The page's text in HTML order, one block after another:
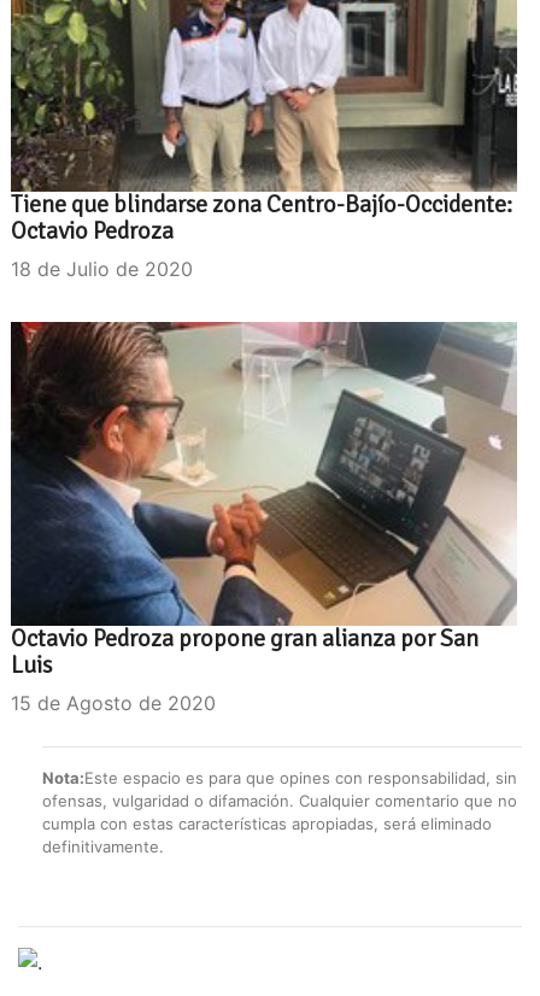
Tiene que blindarse zona Centro-Bajío-Occidente:
Octavio Pedroza
18 de Julio de 2020
Octavio Pedroza propone gran alianza por San
Luis
15 de Agosto de 2020
Nota:Este espacio es para que opines con responsabilidad, sin
ofensas, vulgaridad o difamación. Cualquier comentario que no
cumpla con estas características apropiadas, será eliminado
definitivamente.